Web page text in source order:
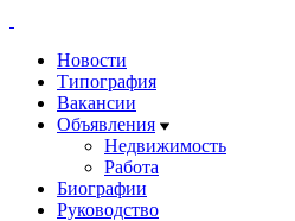
Новости
Типография
Вакансии
Объявления
Недвижимость
Работа
Биографии
Руководство